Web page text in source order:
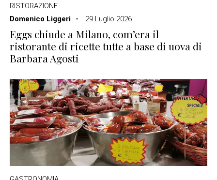
RISTORAZIONE
Domenico Liggeri
29 Luglio 2026
Eggs chiude a Milano, com’era il
ristorante di ricette tutte a base di uova di
Barbara Agosti